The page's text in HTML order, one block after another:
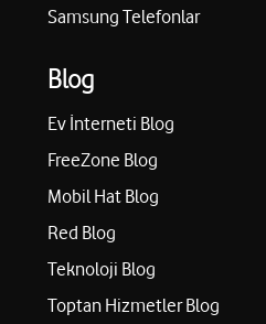
Samsung Telefonlar
Blog
Ev İnterneti Blog
FreeZone Blog
Mobil Hat Blog
Red Blog
Teknoloji Blog
Toptan Hizmetler Blog